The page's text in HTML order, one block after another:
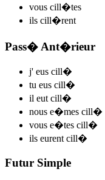
vous cill�tes
ils cill�rent
Pass� Ant�rieur
j' eus cill�
tu eus cill�
il eut cill�
nous e�mes cill�
vous e�tes cill�
ils eurent cill�
Futur Simple